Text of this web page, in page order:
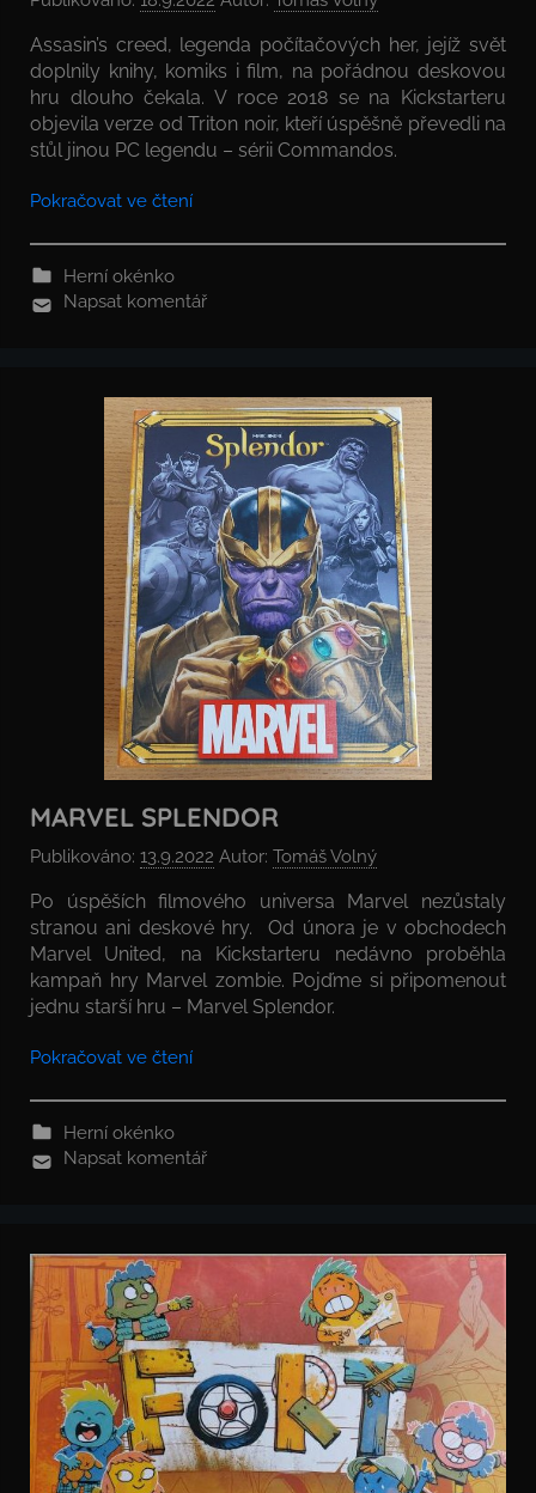
Assasin’s creed, legenda počítačových her, jejíž svět
doplnily knihy, komiks i film, na pořádnou deskovou
hru dlouho čekala. V roce 2018 se na Kickstarteru
objevila verze od Triton noir, kteří úspěšně převedli na
stůl jinou PC legendu – sérii Commandos.
Pokračovat ve čtení
Herní okénko
Napsat komentář
MARVEL SPLENDOR
Publikováno: 13.9.2022 Autor: Tomáš Volný
Po úspěších filmového universa Marvel nezůstaly
stranou ani deskové hry. Od února je v obchodech
Marvel United, na Kickstarteru nedávno proběhla
kampaň hry Marvel zombie. Pojďme si připomenout
jednu starší hru – Marvel Splendor.
Pokračovat ve čtení
Herní okénko
Napsat komentář